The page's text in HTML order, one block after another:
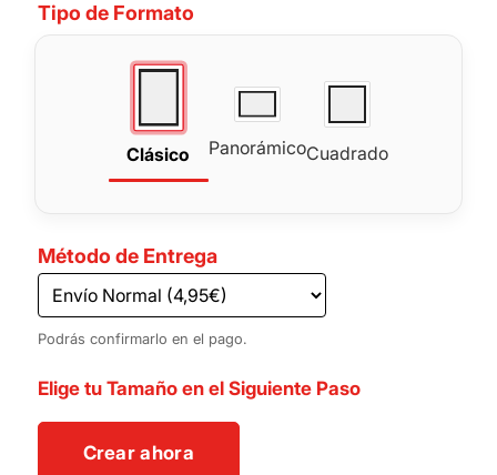
Tipo de Formato
Clásico PanorámicoCuadrado
Método de Entrega
Podrás confirmarlo en el pago.
Elige tu Tamaño en el Siguiente Paso
Crear ahora